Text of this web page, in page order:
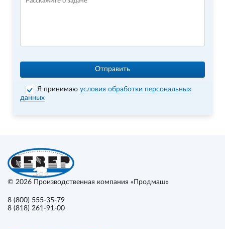
Отправить
Я принимаюусловия обработки персональных
данных
© 2026 Производственная компания «Продмаш»
8 (800) 555-35-79
8 (818) 261-91-00